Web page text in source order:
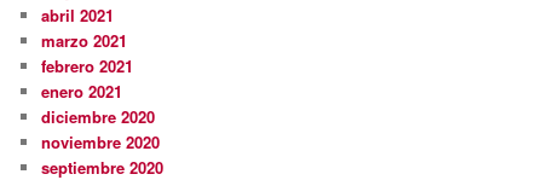
abril 2021
marzo 2021
febrero 2021
enero 2021
diciembre 2020
noviembre 2020
septiembre 2020